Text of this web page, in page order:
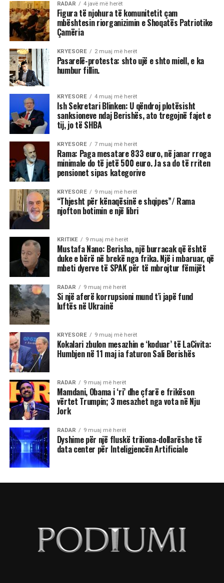
RADAR 4 javë më herët
Figura të njohura të komunitetit çam
mbështesin riorganizimin e Shoqatës Patriotike
Çamëria
KRYESORE 2 muaj më herët
Pasarelë-protesta: shto ujë e shto miell, e ka
humbur fillin.
KRYESORE 4 muaj më herët
Ish Sekretari Blinken: U qëndroj plotësisht
sanksioneve ndaj Berishës, ato tregojnë fajet e
tij, jo të SHBA
KRYESORE 7 muaj më herët
Rama: Paga mesatare 833 euro, në janar rroga
minimale do të jetë 500 euro. Ja sa do të rriten
pensionet sipas kategorive
KRYESORE 9 muaj më herët
“Thjesht për kënaqësinë e shqipes”/ Rama
njofton botimin e një libri
KRITIKE 9 muaj më herët
Mustafa Nano: Berisha, një burracak që është
duke e bërë në brekë nga frika. Një i mbaruar, që
mbeti dyerve të SPAK për të mbrojtur fëmijët
RADAR 9 muaj më herët
Si një aferë korrupsioni mund t’i japë fund
luftës në Ukrainë
KRYESORE 9 muaj më herët
Kokalari zbulon mesazhin e ‘koduar’ të LaCivita:
Humbjen në 11 maj ia faturon Sali Berishës
RADAR 9 muaj më herët
Mamdani, Obama i ‘ri’ dhe çfarë e frikëson
vërtet Trumpin; 3 mesazhet nga vota në Nju
Jork
RADAR 9 muaj më herët
Dyshime për një fluskë triliona-dollarëshe të
data center për Inteligjencën Artificiale